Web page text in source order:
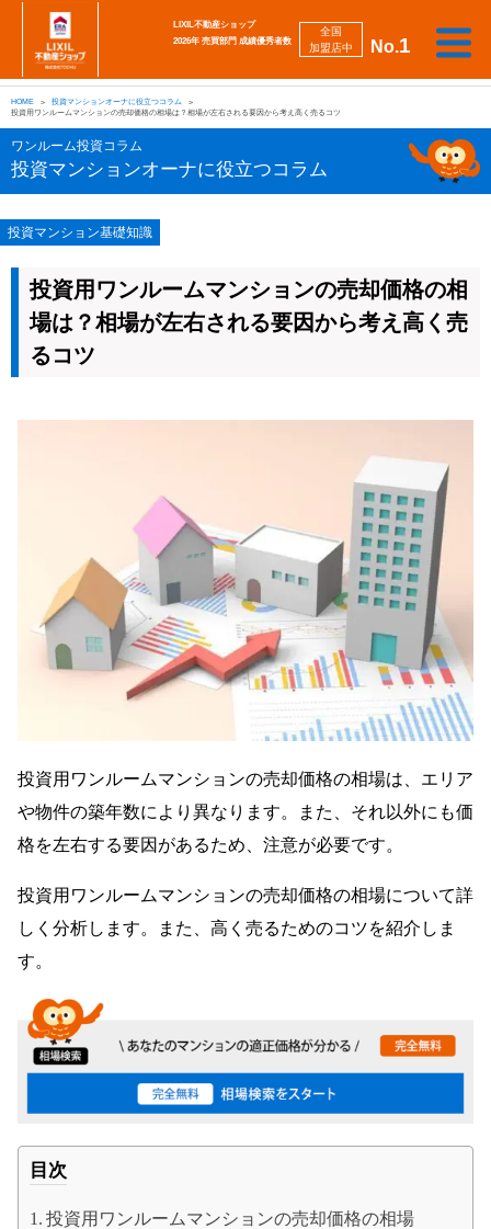
No.1
全国
加盟店中
LIXIL不動産ショップ
2026年 売買部門 成績優秀者数
売
り
買
い
相
談
し
た
い
勉
強
し
た
い
強
社
用
査定
iBuyer
HOME
投資マンションオーナに役立つコラム
投資用ワンルームマンションの売却価格の相場は？相場が左右される要因から考え高く売るコツ
ワンルーム投資コラム
投資マンションオーナに役立つコラム
投資マンション基礎知識
投資用ワンルームマンションの売却価格の相
場は？相場が左右される要因から考え高く売
るコツ
投資用ワンルームマンションの売却価格の相場は、エリア
や物件の築年数により異なります。また、それ以外にも価
格を左右する要因があるため、注意が必要です。
投資用ワンルームマンションの売却価格の相場について詳
しく分析します。また、高く売るためのコツを紹介しま
す。
目次
投資用ワンルームマンションの売却価格の相場